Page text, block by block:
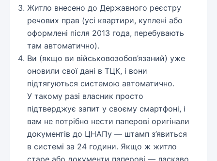
Житло внесено до Державного реєстру
речових прав (усі квартири, куплені або
оформлені після 2013 года, перебувають
там автоматично).
Ви (якщо ви військовозобов’язаний) уже
оновили свої дані в ТЦК, і вони
підтягуються системою автоматично.
У такому разі власник просто
підтверджує запит у своєму смартфоні, і
вам не потрібно нести паперові оригінали
документів до ЦНАПу — штамп з’явиться
в системі за 24 години. Якщо ж житло